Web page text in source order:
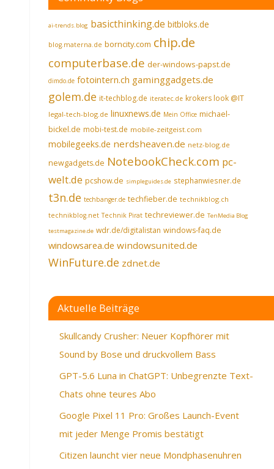
ai-trends.blog basicthinking.de bitbloks.de
blog.materna.de borncity.com chip.de
computerbase.de der-windows-papst.de
dimdo.de fotointern.ch gaminggadgets.de
golem.de it-techblog.de iteratec.de krokers look @IT
legal-tech-blog.de linuxnews.de Mein Office michael-
bickel.de mobi-test.de mobile-zeitgeist.com
mobilegeeks.de nerdsheaven.de netz-blog.de
newgadgets.de NotebookCheck.com pc-
welt.de pcshow.de simpleguides.de stephanwiesner.de
t3n.de techbanger.de techfieber.de technikblog.ch
technikblog.net Technik Pirat techreviewer.de TenMedia Blog
testmagazine.de wdr.de/digitalistan windows-faq.de
windowsarea.de windowsunited.de
WinFuture.de zdnet.de
Aktuelle Beiträge
Skullcandy Crusher: Neuer Kopfhörer mit
Sound by Bose und druckvollem Bass
GPT-5.6 Luna in ChatGPT: Unbegrenzte Text-
Chats ohne teures Abo
Google Pixel 11 Pro: Großes Launch-Event
mit jeder Menge Promis bestätigt
Citizen launcht vier neue Mondphasenuhren